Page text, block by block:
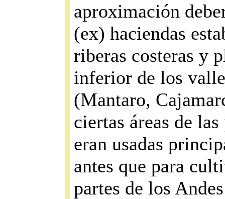
aproximación
(ex) haciendas
riberas costeras y
inferior de los
(Mantaro,
ciertas áreas de
eran usadas
antes que para
partes de los